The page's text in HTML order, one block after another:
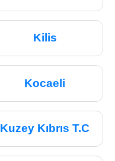
Kilis
Kocaeli
Kuzey Kıbrıs T.C